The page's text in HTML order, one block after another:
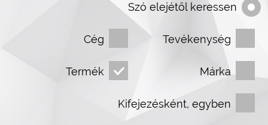
Szó elejétől keressen
Cég Tevékenység
Termék Márka
Kifejezésként, egyben